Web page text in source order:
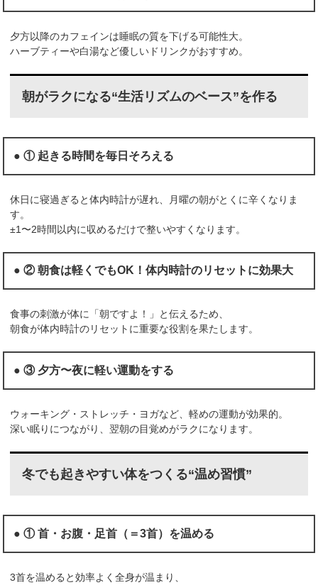
夕方以降のカフェインは睡眠の質を下げる可能性大。
ハーブティーや白湯など優しいドリンクがおすすめ。
朝がラクになる“生活リズムのベース”を作る
● ① 起きる時間を毎日そろえる
休日に寝過ぎると体内時計が遅れ、月曜の朝がとくに辛くなりま
す。
±1〜2時間以内に収めるだけで整いやすくなります。
● ② 朝食は軽くでもOK！体内時計のリセットに効果大
食事の刺激が体に「朝ですよ！」と伝えるため、
朝食が体内時計のリセットに重要な役割を果たします。
● ③ 夕方〜夜に軽い運動をする
ウォーキング・ストレッチ・ヨガなど、軽めの運動が効果的。
深い眠りにつながり、翌朝の目覚めがラクになります。
冬でも起きやすい体をつくる“温め習慣”
● ① 首・お腹・足首（＝3首）を温める
3首を温めると効率よく全身が温まり、